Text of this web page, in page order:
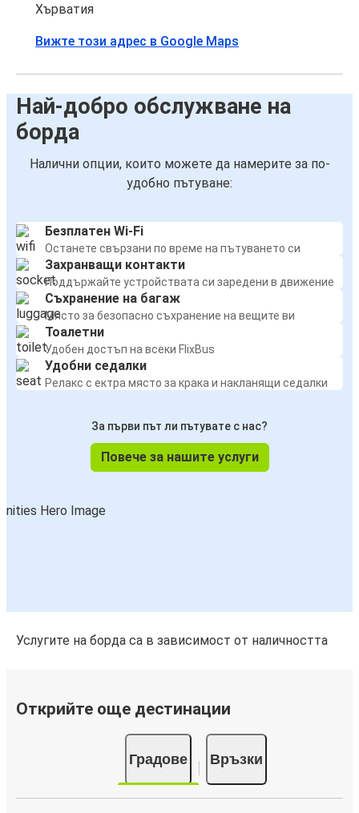
Хърватия
Вижте този адрес в Google Maps
Най-добро обслужване на
борда
Налични опции, които можете да намерите за по-
удобно пътуване:
Безплатен Wi-Fi
Останете свързани по време на пътуването си
Захранващи контакти
Поддържайте устройствата си заредени в движение
Съхранение на багаж
Място за безопасно съхранение на вещите ви
Тоалетни
Удобен достъп на всеки FlixBus
Удобни седалки
Релакс с ектра място за крака и накланящи седалки
За първи път ли пътувате с нас?
Повече за нашите услуги
Услугите на борда са в зависимост от наличността
Открийте още дестинации
Градове Връзки